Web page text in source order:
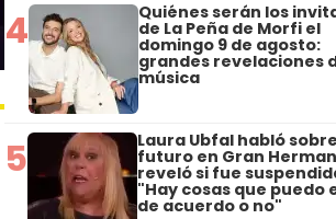
4 Quiénes serán los
de La Peña de Morfi el
domingo 9 de agosto:
grandes revelaciones
música
5 Laura Ubfal habló
futuro en Gran
reveló si fue
"Hay cosas que puedo
de acuerdo o no"